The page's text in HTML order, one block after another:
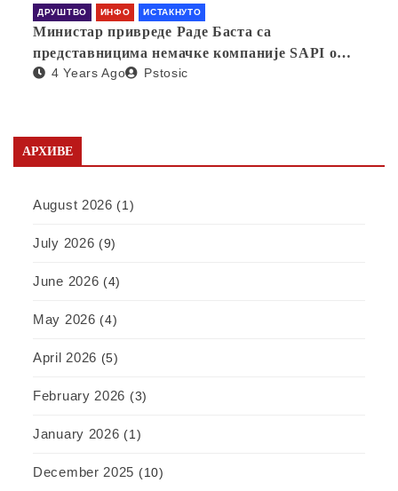
ДРУШТВО ИНФО ИСТАКНУТО
Министар привреде Раде Баста са
представницима немачке компаније SAPI о
отварању фабрике у Србији
4 Years Ago Pstosic
АРХИВЕ
August 2026 (1)
July 2026 (9)
June 2026 (4)
May 2026 (4)
April 2026 (5)
February 2026 (3)
January 2026 (1)
December 2025 (10)